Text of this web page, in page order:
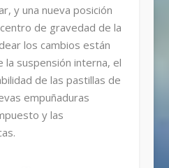
y una nueva posición
de gravedad de la
los cambios están
la suspensión interna, el
de las pastillas de
empuñaduras
y las